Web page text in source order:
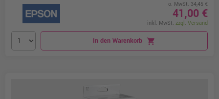
o. MwSt. 34,45 €
41,00 €
inkl. MwSt. zzgl. Versand
In den Warenkorb shopping_cart